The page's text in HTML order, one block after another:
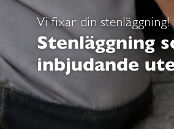
Vi fixar din stenläggning!
Stenläggning
inbjudande